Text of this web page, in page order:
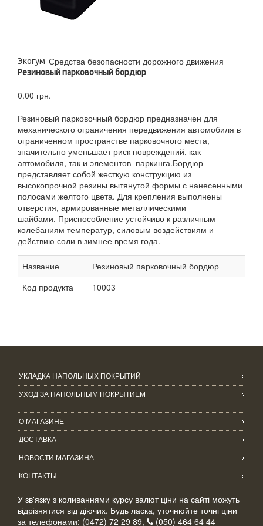
Экогум Средства безопасности дорожного движения
Резиновый парковочный бордюр
0.00 грн.
Резиновый парковочный бордюр предназначен для
механического ограничения передвижения автомобиля в
ограниченном пространстве парковочного места,
значительно уменьшает риск повреждений, как
автомобиля, так и элементов паркинга.Бордюр
представляет собой жесткую конструкцию из
высокопрочной резины вытянутой формы с нанесенными
полосами желтого цвета. Для крепления выполнены
отверстия, армированные металлическими
шайбами. Приспособление устойчиво к различным
колебаниям температур, силовым воздействиям и
действию соли в зимнее время года.
Название
Резиновый парковочный бордюр
Код продукта
10003
УКЛАДКА НАПОЛЬНЫХ ПОКРЫТИЙ
УХОД ЗА НАПОЛЬНЫМ ПОКРЫТИЕМ
О МАГАЗИНЕ
ДОСТАВКА
НОВОСТИ МАГАЗИНА
КОНТАКТЫ
У зв'язку з коливаннями курсу валют ціни на сайті можуть
відрізнятися від діючих. Будь ласка, уточнюйте точні ціни
за телефонами: (0472) 72 29 89,
(050) 464 64 44